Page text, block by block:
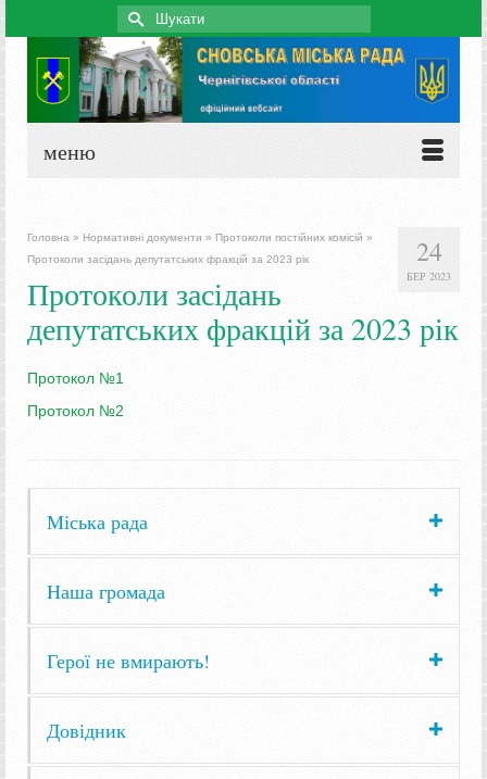
Search
for:
меню
24
БЕР 2023
Головна » Нормативні документи » Протоколи постійних комісій »
Протоколи засідань депутатських фракцій за 2023 рік
Протоколи засідань
депутатських фракцій за 2023 рік
Протокол №1
Протокол №2
Міська рада
Наша громада
Герої не вмирають!
Довідник